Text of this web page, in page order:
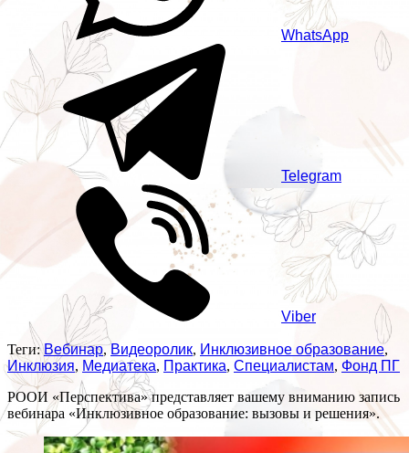
WhatsApp
Telegram
Viber
Теги:Вебинар,Видеоролик, Инклюзивное образование,
Инклюзия, Медиатека, Практика, Специалистам, Фонд ПГ
РООИ «Перспектива» представляет вашему вниманию запись
вебинара «Инклюзивное образование: вызовы и решения».